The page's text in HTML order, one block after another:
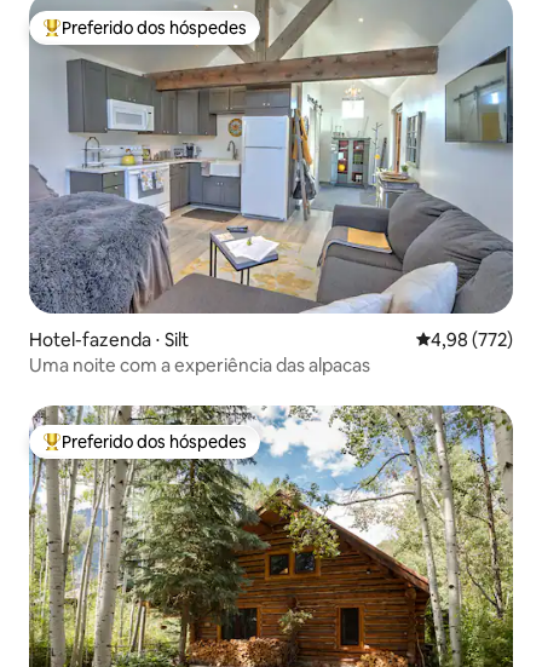
Entre os melhores preferidos dos hóspedes
Preferido dos hóspedes
Hotel-fazenda ⋅ Silt 4,98 de uma
4,98 (772)
Uma noite com a experiência das alpacas
Entre os melhores preferidos dos hóspedes
Preferido dos hóspedes